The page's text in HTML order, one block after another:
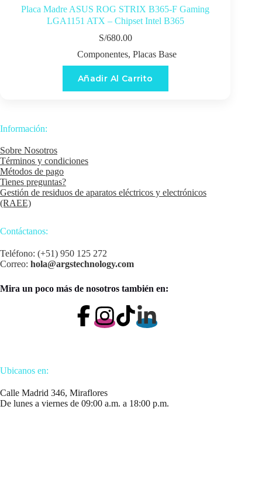
Placa Madre ASUS ROG STRIX B365-F Gaming
LGA1151 ATX – Chipset Intel B365
S/680.00
Componentes,Placas Base
Añadir Al Carrito
Información:
Sobre Nosotros
Términos y condiciones
Métodos de pago
Tienes preguntas?
Gestión de residuos de aparatos eléctricos y electrónicos
(RAEE)
Contáctanos:
Teléfono: (+51) 950 125 272
Correo: hola@argstechnology.com
Mira un poco más de nosotros también en:
Ubicanos en:
Calle Madrid 346, Miraflores
De lunes a viernes de 09:00 a.m. a 18:00 p.m.